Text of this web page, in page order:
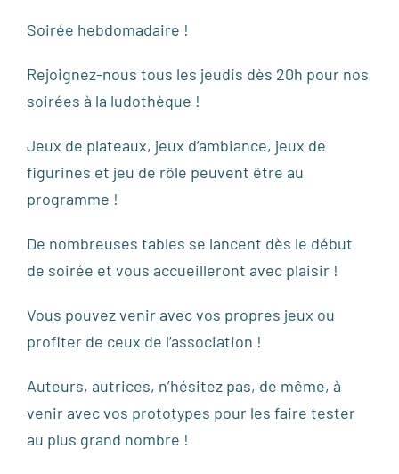
Soirée hebdomadaire !
Rejoignez-nous tous les jeudis dès 20h pour nos
soirées à la ludothèque !
Jeux de plateaux, jeux d’ambiance, jeux de
figurines et jeu de rôle peuvent être au
programme !
De nombreuses tables se lancent dès le début
de soirée et vous accueilleront avec plaisir !
Vous pouvez venir avec vos propres jeux ou
profiter de ceux de l’association !
Auteurs, autrices, n’hésitez pas, de même, à
venir avec vos prototypes pour les faire tester
au plus grand nombre !